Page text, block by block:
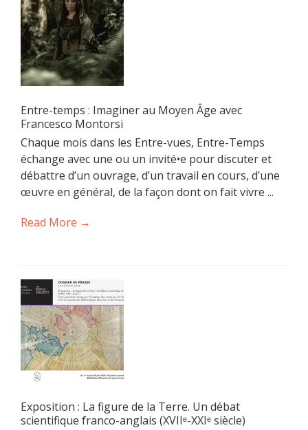
Entre-temps : Imaginer au Moyen Âge avec
Francesco Montorsi
Chaque mois dans les Entre-vues, Entre-Temps
échange avec une ou un invité•e pour discuter et
débattre d’un ouvrage, d’un travail en cours, d’une
œuvre en général, de la façon dont on fait vivre ...
Read More →
Exposition : La figure de la Terre. Un débat
scientifique franco-anglais (XVIIᵉ-XXIᵉ siècle)